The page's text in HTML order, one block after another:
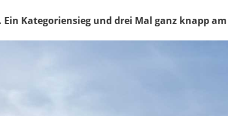
Kategoriensieg und drei Mal ganz knapp